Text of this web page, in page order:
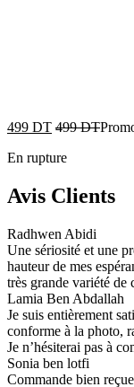
499 DT 499DT
En rupture
Avis Clients
Radhwen Abidi
Une sériosité et une
hauteur de mes
très grande variété de
Lamia Ben Abdallah
Je suis entièrement
conforme à la photo,
Je n’hésiterai pas à
Sonia ben lotfi
Commande bien